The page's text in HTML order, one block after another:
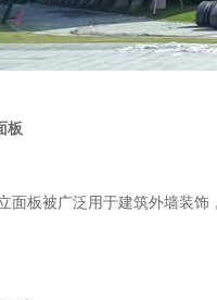
板
板被广泛用于建筑外墙装饰